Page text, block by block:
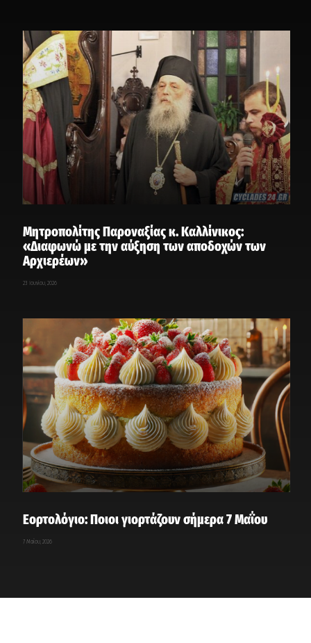
Μητροπολίτης Παροναξίας κ. Καλλίνικος:
«Διαφωνώ με την αύξηση των αποδοχών των
Αρχιερέων»
23 Ιουνίου, 2026
Εορτολόγιο: Ποιοι γιορτάζουν σήμερα 7 Μαΐου
7 Μαΐου, 2026